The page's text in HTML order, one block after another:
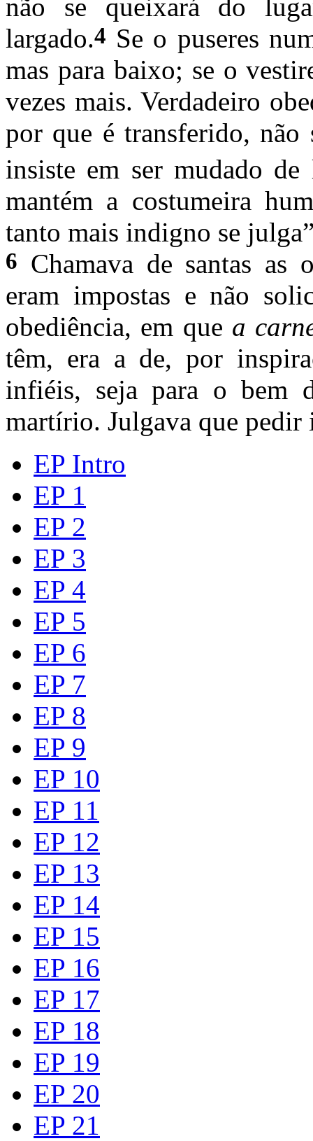
não se queixará do
largado.4 Se o puseres
mas para baixo; se o
vezes mais. Verdadeiro
por que é transferido, não
insiste em ser mudado
mantém a costumeira
tanto mais indigno se
6 Chamava de santas as
eram impostas e não
obediência, em que a
têm, era a de, por
infiéis, seja para o bem
martírio. Julgava que pedir
EP Intro
EP 1
EP 2
EP 3
EP 4
EP 5
EP 6
EP 7
EP 8
EP 9
EP 10
EP 11
EP 12
EP 13
EP 14
EP 15
EP 16
EP 17
EP 18
EP 19
EP 20
EP 21